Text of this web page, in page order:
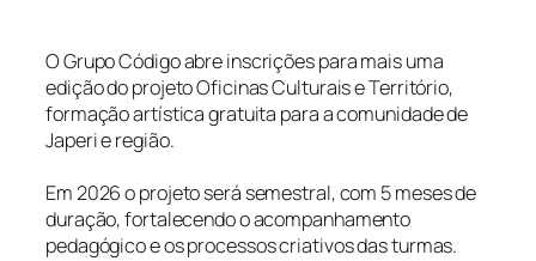
O Grupo Código abre inscrições para mais uma
edição do projeto Oficinas Culturais e Território,
formação artística gratuita para a comunidade de
Japeri e região.
Em 2026 o projeto será semestral, com 5 meses de
duração, fortalecendo o acompanhamento
pedagógico e os processos criativos das turmas.